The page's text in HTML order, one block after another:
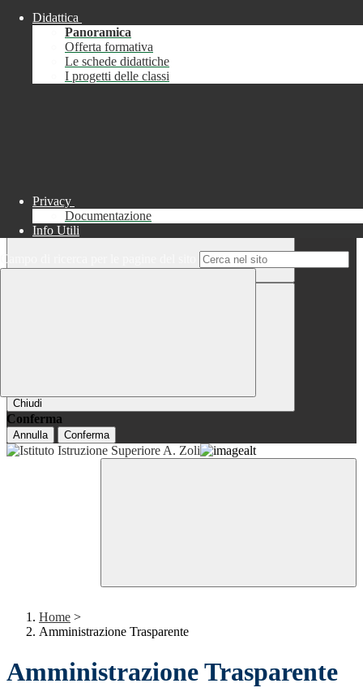
Chiudi
Informazione
Chiudi
Conferma
Annulla Conferma
Didattica
Panoramica
Offerta formativa
Le schede didattiche
I progetti delle classi
Privacy
Documentazione
Info Utili
Campo di ricerca per le pagine del sito
Home >
Amministrazione Trasparente
Amministrazione Trasparente